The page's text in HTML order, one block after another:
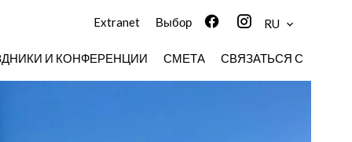
Extranet Выбор RU
И КОНФЕРЕНЦИИ СМЕТА СВЯЗАТЬСЯ С